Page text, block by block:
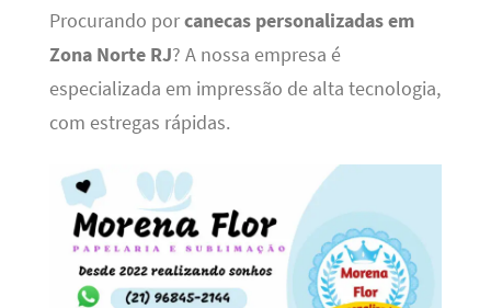
Procurando porcanecas personalizadas em
Zona Norte RJ? A nossa empresa é
especializada em impressão de alta tecnologia,
com estregas rápidas.